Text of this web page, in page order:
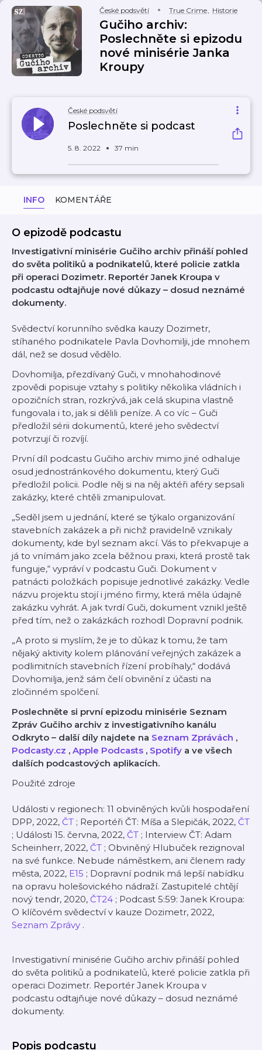
České podsvětí True Crime, Historie
Gučiho archiv:
Poslechněte si epizodu
nové minisérie Janka
Kroupy
České podsvětí
Poslechněte si podcast
5. 8. 2022 37 min
INFO KOMENTÁŘE
O epizodě podcastu
Investigativní minisérie Gučiho archiv přináší pohled
do světa politiků a podnikatelů, které policie zatkla
při operaci Dozimetr. Reportér Janek Kroupa v
podcastu odtajňuje nové důkazy – dosud neznámé
dokumenty.
Svědectví korunního svědka kauzy Dozimetr,
stíhaného podnikatele Pavla Dovhomilji, jde mnohem
dál, než se dosud vědělo.
Dovhomilja, přezdívaný Guči, v mnohahodinové
zpovědi popisuje vztahy s politiky několika vládních i
opozičních stran, rozkrývá, jak celá skupina vlastně
fungovala i to, jak si dělili peníze. A co víc – Guči
předložil sérii dokumentů, které jeho svědectví
potvrzují či rozvíjí.
První díl podcastu Gučiho archiv mimo jiné odhaluje
osud jednostránkového dokumentu, který Guči
předložil policii. Podle něj si na něj aktéři aféry sepsali
zakázky, které chtěli zmanipulovat.
„Seděl jsem u jednání, které se týkalo organizování
stavebních zakázek a při nichž pravidelně vznikaly
dokumenty, kde byl seznam akcí. Vás to překvapuje a
já to vnímám jako zcela běžnou praxi, která prostě tak
funguje,“ vypráví v podcastu Guči. Dokument v
patnácti položkách popisuje jednotlivé zakázky. Vedle
názvu projektu stojí i jméno firmy, která měla údajně
zakázku vyhrát. A jak tvrdí Guči, dokument vznikl ještě
před tím, než o zakázkách rozhodl Dopravní podnik.
„A proto si myslím, že je to důkaz k tomu, že tam
nějaký aktivity kolem plánování veřejných zakázek a
podlimitních stavebních řízení probíhaly,“ dodává
Dovhomilja, jenž sám čelí obvinění z účasti na
zločinném spolčení.
Poslechněte si první epizodu minisérie Seznam
Zpráv Gučiho archiv z investigativního kanálu
Odkryto – další díly najdete na Seznam Zprávách ,
Podcasty.cz , Apple Podcasts , Spotify a ve všech
dalších podcastových aplikacích.
Použité zdroje
Události v regionech: 11 obviněných kvůli hospodaření
DPP, 2022, ČT ; Reportéři ČT: Míša a Slepičák, 2022, ČT
; Události 15. června, 2022, ČT ; Interview ČT: Adam
Scheinherr, 2022, ČT ; Obviněný Hlubuček rezignoval
na své funkce. Nebude náměstkem, ani členem rady
města, 2022, E15 ; Dopravní podnik má lepší nabídku
na opravu holešovického nádraží. Zastupitelé chtějí
nový tendr, 2020, ČT24 ; Podcast 5:59: Janek Kroupa:
O klíčovém svědectví v kauze Dozimetr, 2022,
Seznam Zprávy .
Investigativní minisérie Gučiho archiv přináší pohled
do světa politiků a podnikatelů, které policie zatkla při
operaci Dozimetr. Reportér Janek Kroupa v
podcastu odtajňuje nové důkazy – dosud neznámé
dokumenty.
Popis podcastu